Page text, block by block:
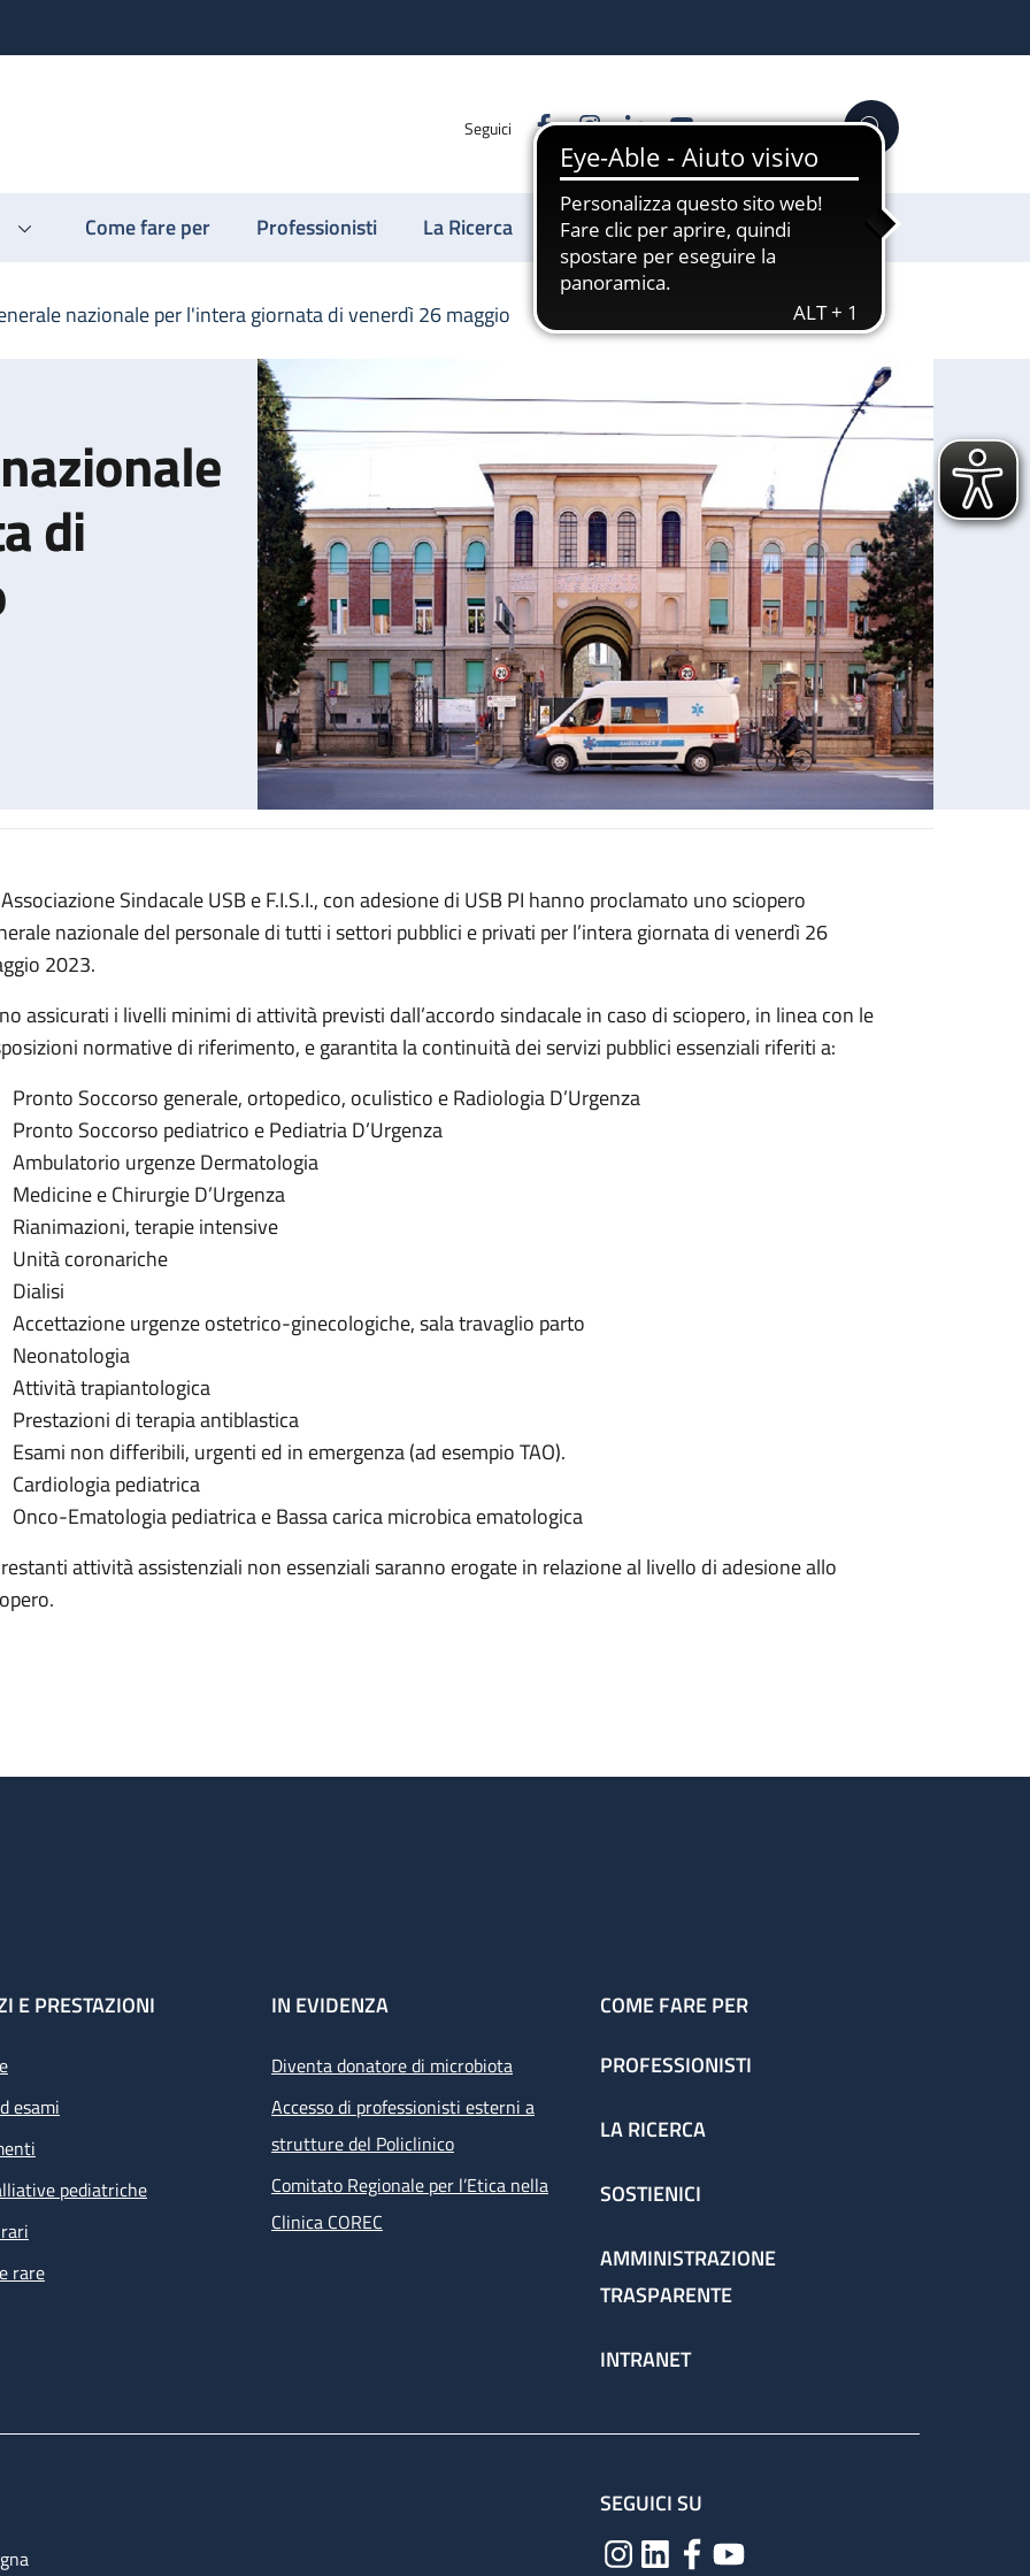
Seguici FacebookInstagram
LinkedinYouTube Cerca
Come fare per Professionisti La Ricerca Sostienici
nazionale per l'intera giornata di venerdì 26 maggio
di
per l'intera giornata di venerdì 26 maggio
Sindacale USB e F.I.S.I., con adesione di USB PI hanno proclamato uno sciopero
nazionale del personale di tutti i settori pubblici e privati per l’intera giornata di venerdì 26
2023.
assicurati i livelli minimi di attività previsti dall’accordo sindacale in caso di sciopero, in linea con le
normative di riferimento, e garantita la continuità dei servizi pubblici essenziali riferiti a:
Pronto Soccorso generale, ortopedico, oculistico e Radiologia D’Urgenza
Pronto Soccorso pediatrico e Pediatria D’Urgenza
Ambulatorio urgenze Dermatologia
Medicine e Chirurgie D’Urgenza
Rianimazioni, terapie intensive
Unità coronariche
Dialisi
Accettazione urgenze ostetrico-ginecologiche, sala travaglio parto
Neonatologia
Attività trapiantologica
Prestazioni di terapia antiblastica
Esami non differibili, urgenti ed in emergenza (ad esempio TAO).
Cardiologia pediatrica
Onco-Ematologia pediatrica e Bassa carica microbica ematologica
attività assistenziali non essenziali saranno erogate in relazione al livello di adesione allo
E PRESTAZIONI
esami
pediatriche
rare
IN EVIDENZA
Diventa donatore di microbiota
Accesso di professionisti esterni a
strutture del Policlinico
Comitato Regionale per l’Etica nella
Clinica COREC
COME FARE PER
PROFESSIONISTI
LA RICERCA
SOSTIENICI
AMMINISTRAZIONE
TRASPARENTE
INTRANET
SEGUICI SU